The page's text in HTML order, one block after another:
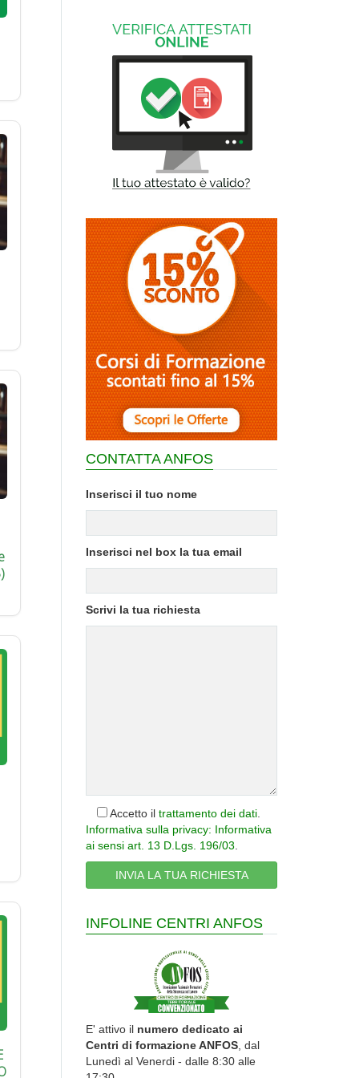
CONTATTA ANFOS
Inserisci il tuo nome
Inserisci nel box la tua email
Scrivi la tua richiesta
Accetto il trattamento dei dati
Informativa sulla privacy: Informativa
ai sensi art. 13 D.Lgs. 196/03
INFOLINE CENTRI ANFOS
E' attivo il numero dedicato ai
Centri di formazione ANFOS , dal
Lunedì al Venerdi - dalle 8:30 alle